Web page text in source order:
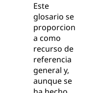
Este
glosario se
proporcion
a como
recurso de
referencia
general y,
aunque se